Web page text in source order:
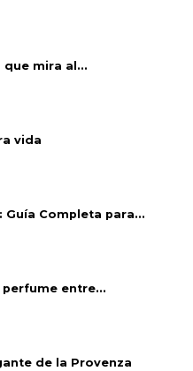
mira al...
vida
Guía Completa para...
entre...
de la Provenza